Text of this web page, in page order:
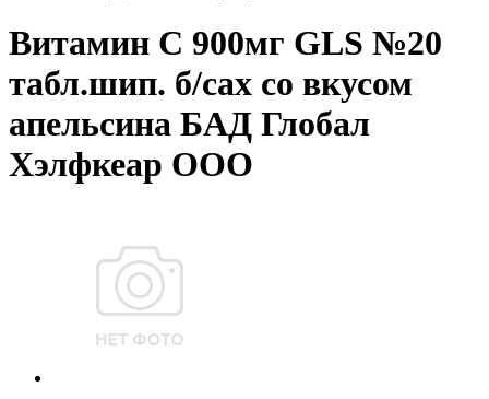
Витамин C 900мг GLS №20
табл.шип. б/сах со вкусом
апельсина БАД Глобал
Хэлфкеар ООО